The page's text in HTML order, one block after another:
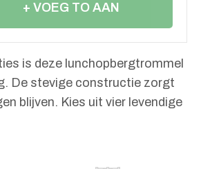
+ VOEG TO AAN
is deze lunchopbergtrommel
De stevige constructie zorgt
blijven. Kies uit vier levendige